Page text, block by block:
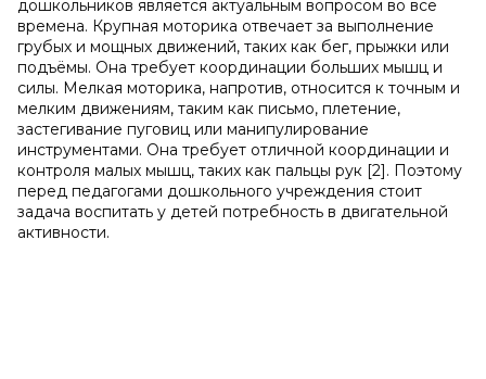
дошкольников является актуальным вопросом во все
времена. Крупная моторика отвечает за выполнение
грубых и мощных движений, таких как бег, прыжки или
подъёмы. Она требует координации больших мышц и
силы. Мелкая моторика, напротив, относится к точным и
мелким движениям, таким как письмо, плетение,
застегивание пуговиц или манипулирование
инструментами. Она требует отличной координации и
контроля малых мышц, таких как пальцы рук [2]. Поэтому
перед педагогами дошкольного учреждения стоит
задача воспитать у детей потребность в двигательной
активности.